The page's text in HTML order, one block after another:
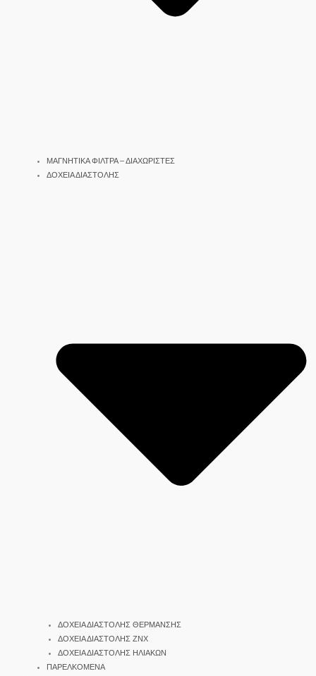
ΜΑΓΝΗΤΙΚΑ ΦΙΛΤΡΑ – ΔΙΑΧΩΡΙΣΤΕΣ
ΔΟΧΕΙΑ ΔΙΑΣΤΟΛΗΣ
ΔΟΧΕΙΑ ΔΙΑΣΤΟΛΗΣ ΘΕΡΜΑΝΣΗΣ
ΔΟΧΕΙΑ ΔΙΑΣΤΟΛΗΣ ΖΝΧ
ΔΟΧΕΙΑ ΔΙΑΣΤΟΛΗΣ ΗΛΙΑΚΩΝ
ΠΑΡΕΛΚΟΜΕΝΑ